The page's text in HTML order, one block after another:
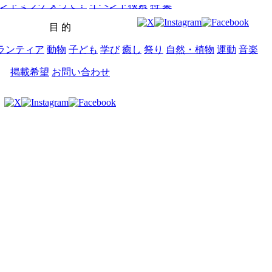
トミツケタって？ イベント検索 特 集
目 的
ンティア 動物 子ども 学び 癒し 祭り 自然・植物 運動 音楽
掲載希望 お問い合わせ